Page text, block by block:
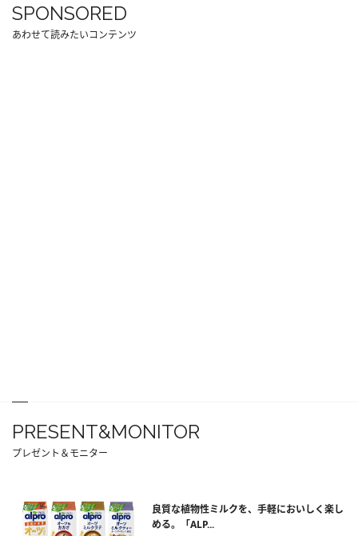
SPONSORED
あわせて読みたいコンテンツ
PRESENT&MONITOR
プレゼント＆モニター
良質な植物性ミルクを、手軽においしく楽し
める。「ALP...